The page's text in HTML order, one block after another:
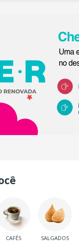
CAFÉS SALGADOS